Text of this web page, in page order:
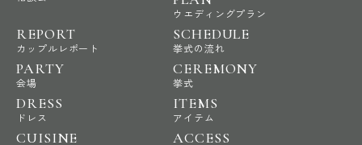
ウエディングプラン
REPORT
カップルレポート
SCHEDULE
挙式の流れ
PARTY
会場
CEREMONY
挙式
DRESS
ドレス
ITEMS
アイテム
CUISINE ACCESS